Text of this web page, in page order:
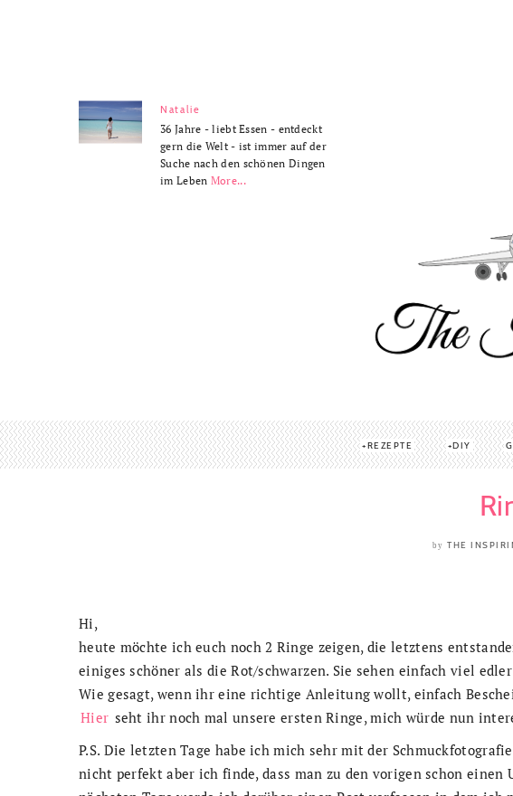
Natalie
36 Jahre - liebt Essen - entdeckt
gern die Welt - ist immer auf der
Suche nach den schönen Dingen
im Leben More...
REZEPTE DIY
by THE
Hi,
heute möchte ich euch noch 2 Ringe zeigen, die letztens
einiges schöner als die Rot/schwarzen. Sie sehen einfach viel
Wie gesagt, wenn ihr eine richtige Anleitung wollt, einfach
Hier seht ihr noch mal unsere ersten Ringe, mich würde nun
P.S. Die letzten Tage habe ich mich sehr mit der
nicht perfekt aber ich finde, dass man zu den vorigen schon einen